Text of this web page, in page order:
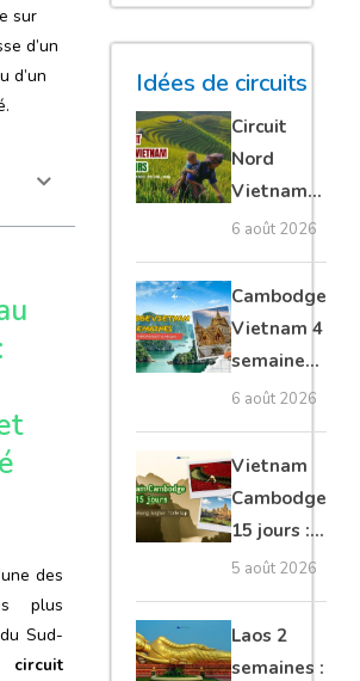
sur
d’un
d’un
des
plus
Sud-
circuit
étape
choisir ?
Idées de circuits
Circuit
Nord
Vietnam
15 jours :
Ha Giang
loop en
moto, Ninh
Binh, Lan
6 août 2026
Cambodge
Vietnam 4
semaines :
Angkor,
Tonkin
secret &
Mékong
6 août 2026
Vietnam
Cambodge
15 jours :
Hanoi,
Mékong,
Angkor,
Tonlé Sap
5 août 2026
Laos 2
semaines :